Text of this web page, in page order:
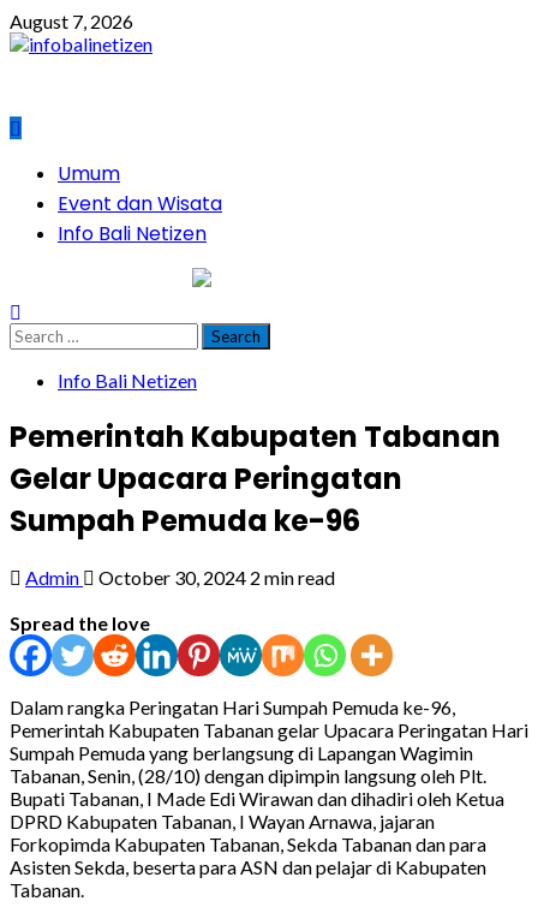
Skip
to
August 7, 2026
PrimaryUmum
Event dan Wisata
Info Bali Netizen
Search
for:
Info Bali Netizen
Pemerintah Kabupaten Tabanan
Gelar Upacara Peringatan
Sumpah Pemuda ke-96
Admin October 30, 2024 2 min read
Spread the love
Dalam rangka Peringatan Hari Sumpah Pemuda ke-96,
Pemerintah Kabupaten Tabanan gelar Upacara Peringatan Hari
Sumpah Pemuda yang berlangsung di Lapangan Wagimin
Tabanan, Senin, (28/10) dengan dipimpin langsung oleh Plt.
Bupati Tabanan, I Made Edi Wirawan dan dihadiri oleh Ketua
DPRD Kabupaten Tabanan, I Wayan Arnawa, jajaran
Forkopimda Kabupaten Tabanan, Sekda Tabanan dan para
Asisten Sekda, beserta para ASN dan pelajar di Kabupaten
Tabanan.